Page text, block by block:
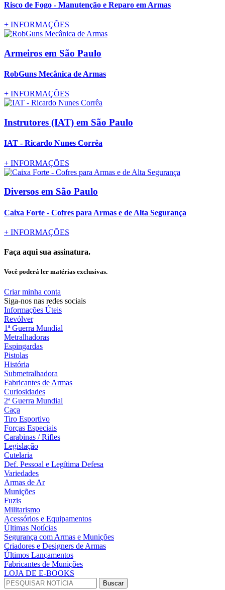
Risco de Fogo - Manutenção e Reparo em Armas
+ INFORMAÇÕES
Armeiros em São Paulo
RobGuns Mecânica de Armas
+ INFORMAÇÕES
Instrutores (IAT) em São Paulo
IAT - Ricardo Nunes Corrêa
+ INFORMAÇÕES
Diversos em São Paulo
Caixa Forte - Cofres para Armas e de Alta Segurança
+ INFORMAÇÕES
Faça aqui sua assinatura.
Você poderá ler matérias exclusivas.
Criar minha conta
Siga-nos nas redes sociais
Informações Úteis
Revólver
1ª Guerra Mundial
Metralhadoras
Espingardas
Pistolas
História
Submetralhadora
Fabricantes de Armas
Curiosidades
2ª Guerra Mundial
Caça
Tiro Esportivo
Forças Especiais
Carabinas / Rifles
Legislação
Cutelaria
Def. Pessoal e Legítima Defesa
Variedades
Armas de Ar
Munições
Fuzis
Militarismo
Acessórios e Equipamentos
Últimas Notícias
Segurança com Armas e Munições
Criadores e Designers de Armas
Últimos Lançamentos
Fabricantes de Munições
LOJA DE E-BOOKS